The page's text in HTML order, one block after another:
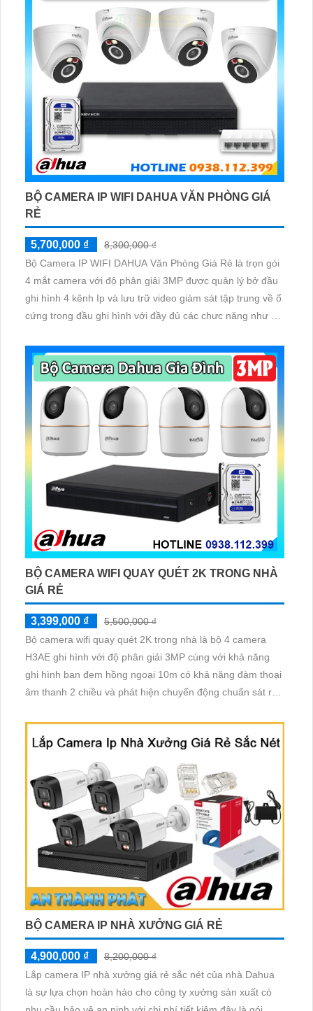
BỘ CAMERA IP WIFI DAHUA VĂN PHÒNG GIÁ
RẺ
5,700,000 ₫
8,300,000 ₫
Bộ Camera IP WIFI DAHUA Văn Phòng Giá Rẻ là trọn gói
4 mắt camera với độ phân giải 3MP được quản lý bở đầu
ghi hình 4 kênh Ip và lưu trữ video giám sát tập trung về ổ
cứng trong đầu ghi hình với đầy đủ các chưc năng như AI
giám sát có màu vào ban đêm
BỘ CAMERA WIFI QUAY QUÉT 2K TRONG NHÀ
GIÁ RẺ
3,399,000 ₫
5,500,000 ₫
Bộ camera wifi quay quét 2K trong nhà là bộ 4 camera
H3AE ghi hình với độ phân giải 3MP cúng với khả năng
ghi hình ban đem hồng ngoại 10m có khả năng đàm thoại
âm thanh 2 chiều và phát hiện chuyển động chuẩn sát rất
giám sát yêu cầu camera vừa có thể giám sát đêm vừa có
thể đàm thoại được âm thanh 2 chiều.
BỘ CAMERA IP NHÀ XƯỞNG GIÁ RẺ
4,900,000 ₫
8,200,000 ₫
Lắp camera IP nhà xưởng giá rẻ sắc nét của nhà Dahua
là sự lựa chọn hoàn hảo cho công ty xưởng sản xuất có